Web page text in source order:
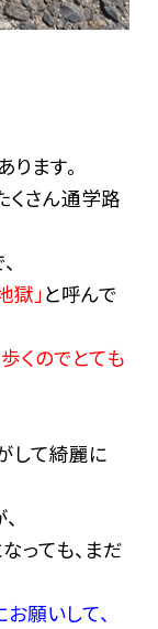
ます。
くさん通学路
獄」 と呼んで
くのでとても
して綺麗に
っても、まだ
願いして、